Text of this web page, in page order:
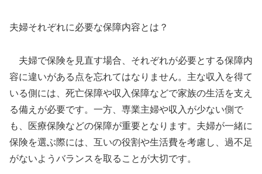
夫婦それぞれに必要な保障内容とは？
夫婦で保険を見直す場合、それぞれが必要とする保障内
容に違いがある点を忘れてはなりません。主な収入を得て
いる側には、死亡保障や収入保障などで家族の生活を支え
る備えが必要です。一方、専業主婦や収入が少ない側で
も、医療保険などの保障が重要となります。夫婦が一緒に
保険を選ぶ際には、互いの役割や生活費を考慮し、過不足
がないようバランスを取ることが大切です。